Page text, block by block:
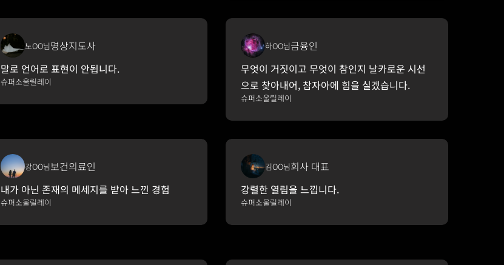
노OO님명상지도사
말로 언어로 표현이 안됩니다.
슈퍼소울릴레이
하OO님금융인
무엇이 거짓이고 무엇이 참인지 날카로운 시선
으로 찾아내어, 참자아에 힘을 실겠습니다.
슈퍼소울릴레이
강OO님보건의료인
내가 아닌 존재의 메세지를 받아 느낀 경험
슈퍼소울릴레이
김OO님회사 대표
강렬한 열림을 느낍니다.
슈퍼소울릴레이